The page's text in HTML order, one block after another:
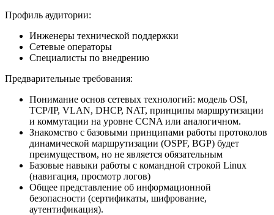
Профиль аудитории:
Инженеры технической поддержки
Сетевые операторы
Специалисты по внедрению
Предварительные требования:
Понимание основ сетевых технологий: модель OSI,
TCP/IP, VLAN, DHCP, NAT, принципы маршрутизации
и коммутации на уровне CCNA или аналогичном.
Знакомство с базовыми принципами работы протоколов
динамической маршрутизации (OSPF, BGP) будет
преимуществом, но не является обязательным
Базовые навыки работы с командной строкой Linux
(навигация, просмотр логов)
Общее представление об информационной
безопасности (сертификаты, шифрование,
аутентификация).